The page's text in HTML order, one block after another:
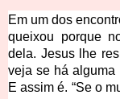
Em um dos
queixou porque
dela. Jesus lhe
veja se há alguma
E assim é. “Se o